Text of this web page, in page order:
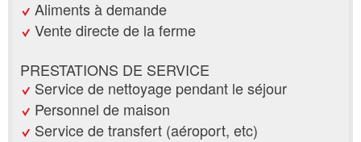
Aliments à demande
Vente directe de la ferme
PRESTATIONS DE SERVICE
Service de nettoyage pendant le séjour
Personnel de maison
Service de transfert (aéroport, etc)